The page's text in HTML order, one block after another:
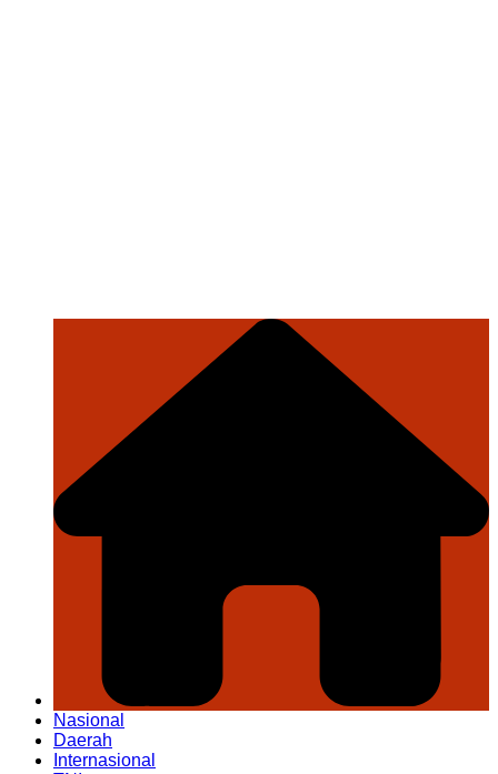
Nasional
Daerah
Internasional